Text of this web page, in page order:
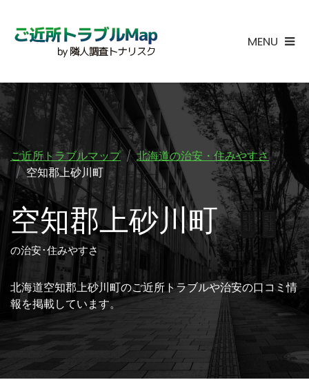
MENU
ご近所トラブルマップ
北海道の治安・住みやすさ
空知郡上砂川町
空知郡上砂川町
の治安･住みやすさ
北海道空知郡上砂川町のご近所トラブルや治安の口コミ情
報を掲載しています。